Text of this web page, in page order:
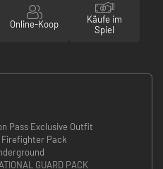
Online-Koop
Käufe im
Spiel
Pass Exclusive Outfit
Firefighter Pack
GUARD PACK